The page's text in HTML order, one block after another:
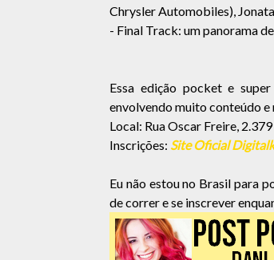
Chrysler Automobiles),
- Final Track: um panorama
Essa edição pocket e
envolvendo muito conteúdo
Local: Rua Oscar Freire,
Inscrições: Site Oficial
Eu não estou no Brasil para
de correr e se inscrever